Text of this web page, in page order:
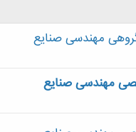
مهندسی صنایع
مهندسی صنایع